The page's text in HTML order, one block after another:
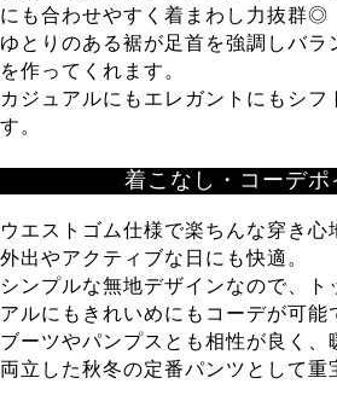
にも合わせやすく着まわし力抜群◎
ゆとりのある裾が足首を強調しバラ
を作ってくれます。
カジュアルにもエレガントにもシフ
す。
着こなし・コーデポ
ウエストゴム仕様で楽ちんな穿き心
外出やアクティブな日にも快適。
シンプルな無地デザインなので、ト
アルにもきれいめにもコーデが可能
ブーツやパンプスとも相性が良く、
両立した秋冬の定番パンツとして重